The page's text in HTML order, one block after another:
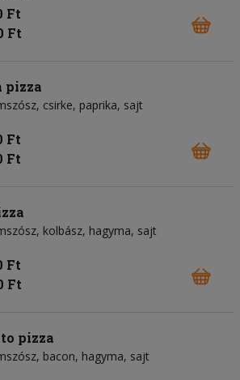
Ft
Ft
pizza
csirke paprika sajt
Ft
Ft
kolbász hagyma sajt
Ft
Ft
pizza
bacon hagyma sajt